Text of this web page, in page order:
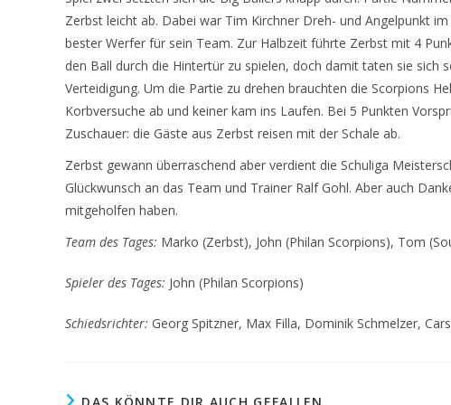
Zerbst leicht ab. Dabei war Tim Kirchner Dreh- und Angelpunkt
bester Werfer für sein Team. Zur Halbzeit führte Zerbst mit 4
den Ball durch die Hintertür zu spielen, doch damit taten sie
Verteidigung. Um die Partie zu drehen brauchten die Scorpions
Korbversuche ab und keiner kam ins Laufen. Bei 5 Punkten
Zuschauer: die Gäste aus Zerbst reisen mit der Schale ab.
Zerbst gewann überraschend aber verdient die Schuliga
Glückwunsch an das Team und Trainer Ralf Gohl. Aber auch
mitgeholfen haben.
Team des Tages: Marko (Zerbst), John (Philan Scorpions), Tom
Spieler des Tages: John (Philan Scorpions)
Schiedsrichter: Georg Spitzner, Max Filla, Dominik Schmelzer,